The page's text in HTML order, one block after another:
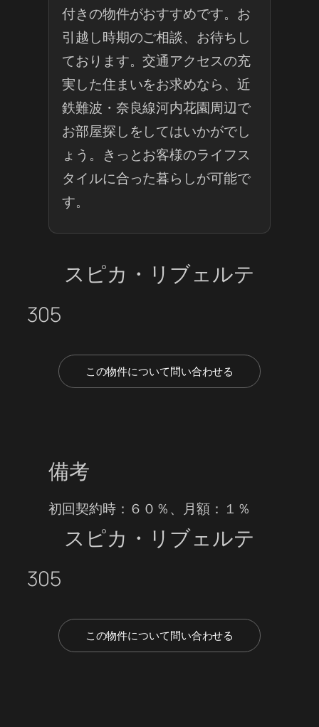
付きの物件がおすすめです。お
引越し時期のご相談、お待ちし
ております。交通アクセスの充
実した住まいをお求めなら、近
鉄難波・奈良線河内花園周辺で
お部屋探しをしてはいかがでし
ょう。きっとお客様のライフス
タイルに合った暮らしが可能で
す。
スピカ・リブェルテ
305
この物件について問い合わせる
備考
初回契約時：６０％、月額：１％
スピカ・リブェルテ
305
この物件について問い合わせる